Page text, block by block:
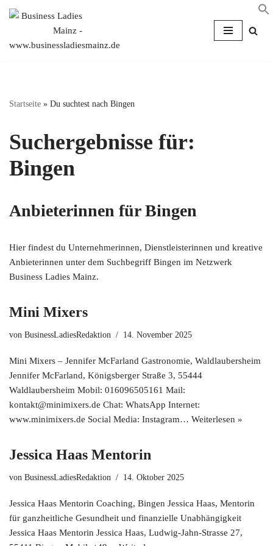
Inhalt
Startseite » Du suchtest nach Bingen
Suchergebnisse für:
Bingen
Anbieterinnen für Bingen
Hier findest du Unternehmerinnen, Dienstleisterinnen und kreative
Anbieterinnen unter dem Suchbegriff Bingen im Netzwerk
Business Ladies Mainz.
Mini Mixers
von BusinessLadiesRedaktion 14. November 2025
Mini Mixers – Jennifer McFarland Gastronomie, Waldlaubersheim
Jennifer McFarland, Königsberger Straße 3, 55444
Waldlaubersheim Mobil: 016096505161 Mail:
kontakt@minimixers.de Chat: WhatsApp Internet:
www.minimixers.de Social Media: Instagram… Weiterlesen »
Jessica Haas Mentorin
von BusinessLadiesRedaktion 14. Oktober 2025
Jessica Haas Mentorin Coaching, Bingen Jessica Haas, Mentorin
für ganzheitliche Gesundheit und finanzielle Unabhängigkeit
Jessica Haas Mentorin Jessica Haas, Ludwig-Jahn-Strasse 27,